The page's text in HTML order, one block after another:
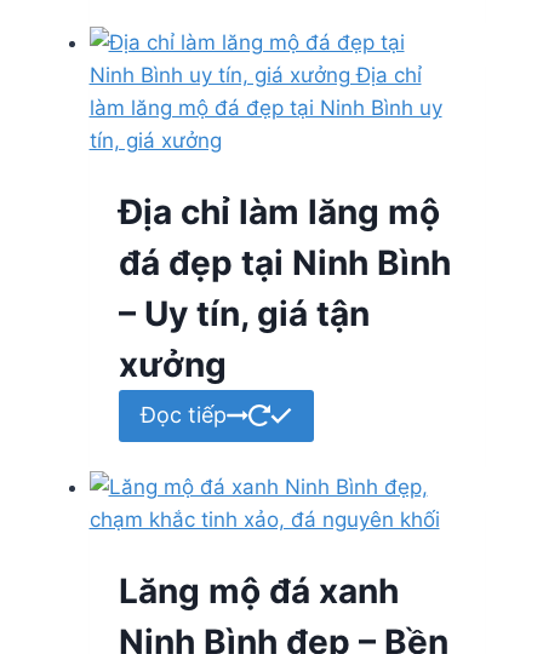
Địa chỉ làm lăng mộ
đá đẹp tại Ninh Bình
– Uy tín, giá tận
xưởng
Đọc tiếp
Lăng mộ đá xanh
Ninh Bình đẹp – Bền